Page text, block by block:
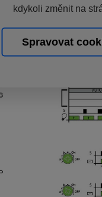
kdykoli změnit na
Spravovat